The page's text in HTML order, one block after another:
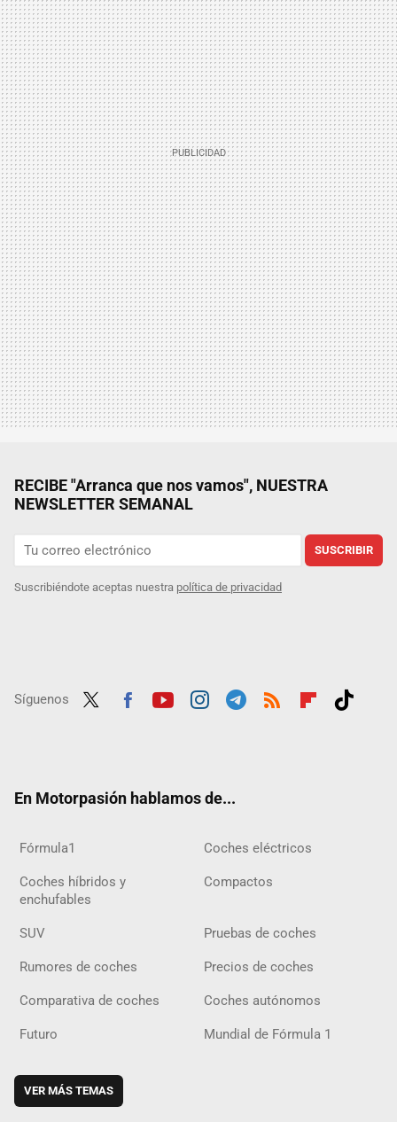
RECIBE "Arranca que nos vamos", NUESTRA
NEWSLETTER SEMANAL
SUSCRIBIR
Suscribiéndote aceptas nuestra política de privacidad
Síguenos
En Motorpasión hablamos de...
Fórmula1 Coches eléctricos
Coches híbridos y
enchufables
Compactos
SUV Pruebas de coches
Rumores de coches Precios de coches
Comparativa de coches Coches autónomos
Futuro Mundial de Fórmula 1
VER MÁS TEMAS